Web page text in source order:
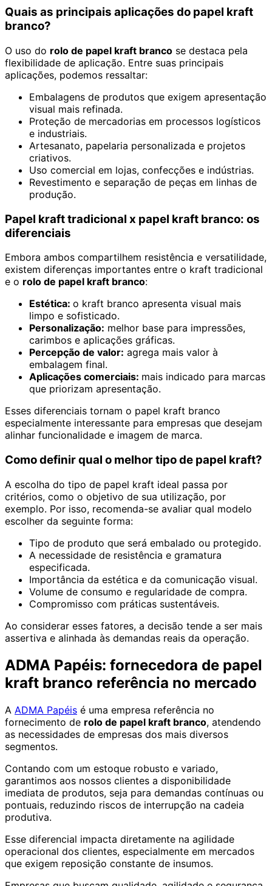
Quais as principais aplicações do papel kraft
branco?
O uso do rolo de papel kraft branco se destaca pela
flexibilidade de aplicação. Entre suas principais
aplicações, podemos ressaltar:
Embalagens de produtos que exigem apresentação
visual mais refinada.
Proteção de mercadorias em processos logísticos
e industriais.
Artesanato, papelaria personalizada e projetos
criativos.
Uso comercial em lojas, confecções e indústrias.
Revestimento e separação de peças em linhas de
produção.
Papel kraft tradicional x papel kraft branco: os
diferenciais
Embora ambos compartilhem resistência e versatilidade,
existem diferenças importantes entre o kraft tradicional
e o rolo de papel kraft branco:
Estética: o kraft branco apresenta visual mais
limpo e sofisticado.
Personalização: melhor base para impressões,
carimbos e aplicações gráficas.
Percepção de valor: agrega mais valor à
embalagem final.
Aplicações comerciais: mais indicado para marcas
que priorizam apresentação.
Esses diferenciais tornam o papel kraft branco
especialmente interessante para empresas que desejam
alinhar funcionalidade e imagem de marca.
Como definir qual o melhor tipo de papel kraft?
A escolha do tipo de papel kraft ideal passa por
critérios, como o objetivo de sua utilização, por
exemplo. Por isso, recomenda-se avaliar qual modelo
escolher da seguinte forma:
Tipo de produto que será embalado ou protegido.
A necessidade de resistência e gramatura
especificada.
Importância da estética e da comunicação visual.
Volume de consumo e regularidade de compra.
Compromisso com práticas sustentáveis.
Ao considerar esses fatores, a decisão tende a ser mais
assertiva e alinhada às demandas reais da operação.
ADMA Papéis: fornecedora de papel
kraft branco referência no mercado
A ADMA Papéis é uma empresa referência no
fornecimento de rolo de papel kraft branco, atendendo
as necessidades de empresas dos mais diversos
segmentos.
Contando com um estoque robusto e variado,
garantimos aos nossos clientes a disponibilidade
imediata de produtos, seja para demandas contínuas ou
pontuais, reduzindo riscos de interrupção na cadeia
produtiva.
Esse diferencial impacta diretamente na agilidade
operacional dos clientes, especialmente em mercados
que exigem reposição constante de insumos.